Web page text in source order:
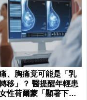
、胸痛竟可能是「乳
移」？ 醫提醒年輕患
性荷爾蒙「顯著下